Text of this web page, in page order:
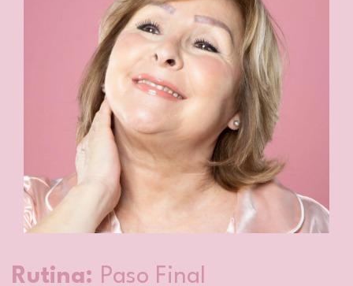
Rutina: Paso Final